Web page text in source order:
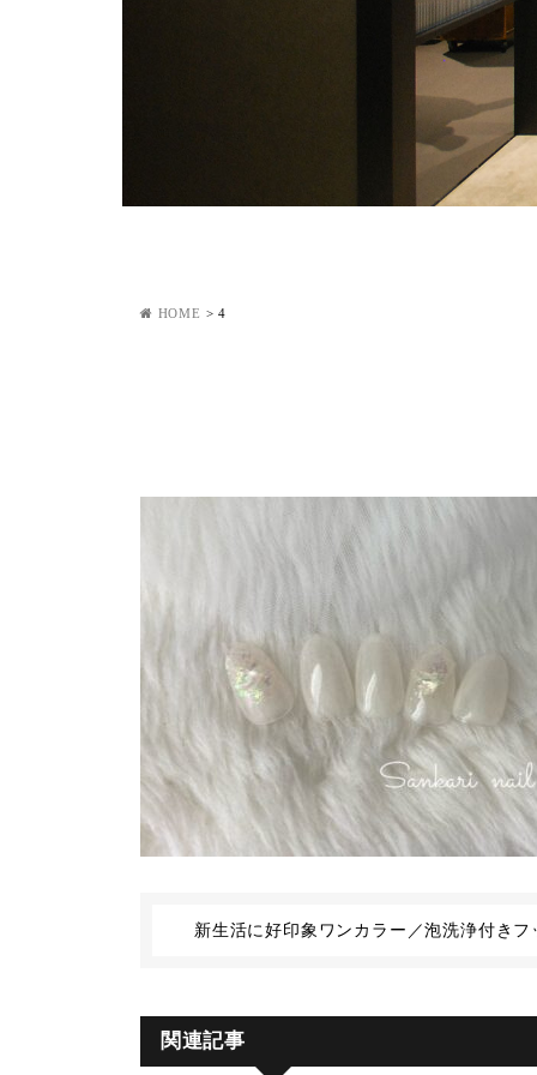
HOME >4
新生活に好印象ワンカラー／泡洗浄付きフ
関連記事